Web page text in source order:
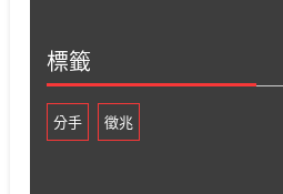
標籤
分手 徵兆